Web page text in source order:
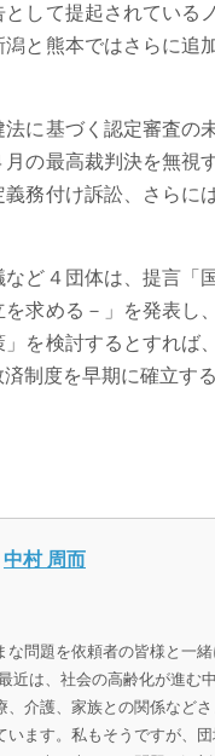
して提起されている
と熊本ではさらに
に基づく認定審査の
の最高裁判決を無視
務付け訴訟、さらに
ど４団体は、提言「
求める－」を発表し
を検討するとすれば
制度を早期に確立す
中村 周而
な問題を依頼者の皆様と一
近は、社会の高齢化が進む
、介護、家族との関係など
います。私もそうですが、